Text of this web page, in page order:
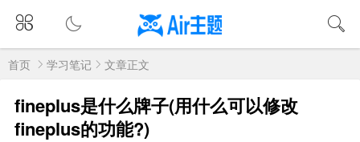
首页 学习笔记 文章正文
fineplus是什么牌子(用什么可以修改
fineplus的功能?)